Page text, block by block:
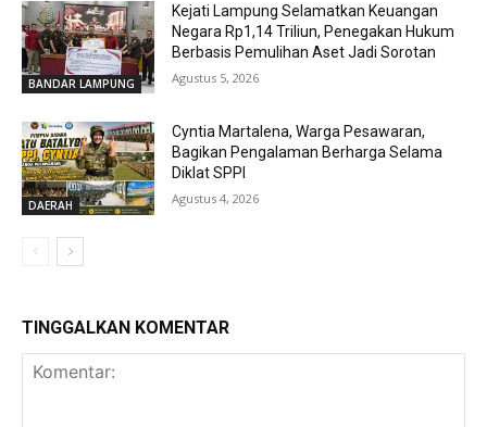
BANDAR LAMPUNG
Kejati Lampung Selamatkan Keuangan
Negara Rp1,14 Triliun, Penegakan Hukum
Berbasis Pemulihan Aset Jadi Sorotan
Agustus 5, 2026
DAERAH
Cyntia Martalena, Warga Pesawaran,
Bagikan Pengalaman Berharga Selama
Diklat SPPI
Agustus 4, 2026
TINGGALKAN KOMENTAR